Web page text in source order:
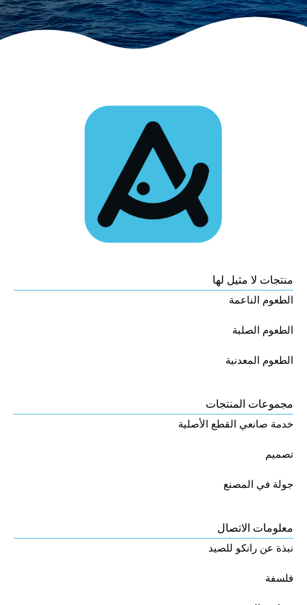
منتجات لا مثيل لها
الطعوم الناعمة
الطعوم الصلبة
الطعوم المعدنية
مجموعات المنتجات
خدمة صانعي القطع الأصلية
تصميم
جولة في المصنع
معلومات الاتصال
نبذة عن رانكو للصيد
فلسفة